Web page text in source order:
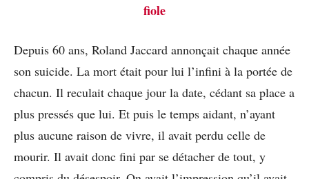
fiole
Depuis 60 ans, Roland Jaccard annonçait chaque année
son suicide. La mort était pour lui l’infini à la portée de
chacun. Il reculait chaque jour la date, cédant sa place a
plus pressés que lui. Et puis le temps aidant, n’ayant
plus aucune raison de vivre, il avait perdu celle de
mourir. Il avait donc fini par se détacher de tout, y